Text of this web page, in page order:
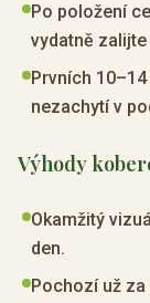
Po položení
vydatně
Prvních
nezachytí v
Výhody
Okamžitý
den.
Pochozí už